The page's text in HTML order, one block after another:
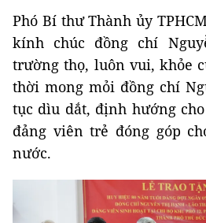
Phó Bí thư Thành ủy
kính chúc đồng chí
trường thọ, luôn vui, khỏe
thời mong mỏi đồng chí
tục dìu dắt, định hướng
đảng viên trẻ đóng góp
nước.